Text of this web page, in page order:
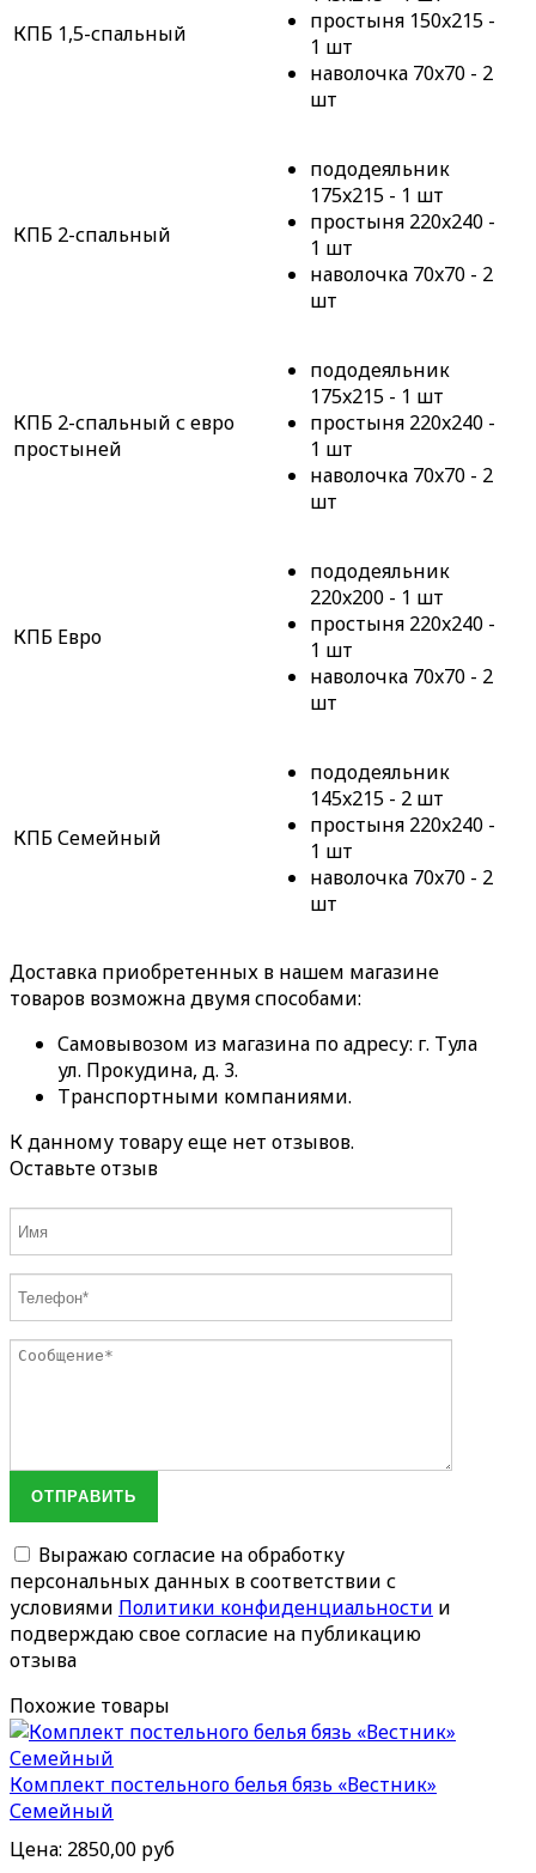
КПБ 1,5-спальный
простыня 150x215 -
1 шт
наволочка 70x70 - 2
шт
КПБ 2-спальный
пододеяльник
175x215 - 1 шт
простыня 220x240 -
1 шт
наволочка 70x70 - 2
шт
КПБ 2-спальный с евро
простыней
пододеяльник
175x215 - 1 шт
простыня 220x240 -
1 шт
наволочка 70x70 - 2
шт
КПБ Евро
пододеяльник
220x200 - 1 шт
простыня 220x240 -
1 шт
наволочка 70x70 - 2
шт
КПБ Семейный
пододеяльник
145x215 - 2 шт
простыня 220x240 -
1 шт
наволочка 70x70 - 2
шт
Доставка приобретенных в нашем магазине
товаров возможна двумя способами:
Самовывозом из магазина по адресу: г. Тула
ул. Прокудина, д. 3.
Транспортными компаниями.
К данному товару еще нет отзывов.
Оставьте отзыв
ОТПРАВИТЬ
Выражаю согласие на обработку
персональных данных в соответствии с
условиями Политики конфиденциальности и
подверждаю свое согласие на публикацию
отзыва
Похожие товары
Комплект постельного белья бязь «Вестник»
Семейный
Цена: 2850,00 руб